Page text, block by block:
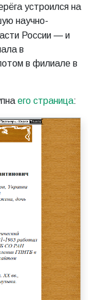
устроился на
научно-
России — и
в
в филиале в
его страница: